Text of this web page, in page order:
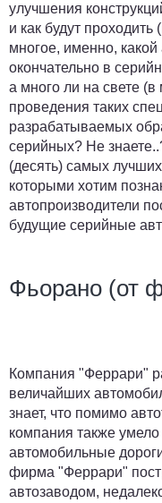
улучшения
и как будут
многое, именно,
окончательно в
а много ли на свете
проведения таких
разрабатываемых
серийных? Не
(десять) самых
которыми хотим
автопроизводители
будущие серийные
Фьорано (от
Компания "Феррари"
величайших
знает, что помимо
компания также умело
автомобильные
фирма "Феррари"
автозаводом,